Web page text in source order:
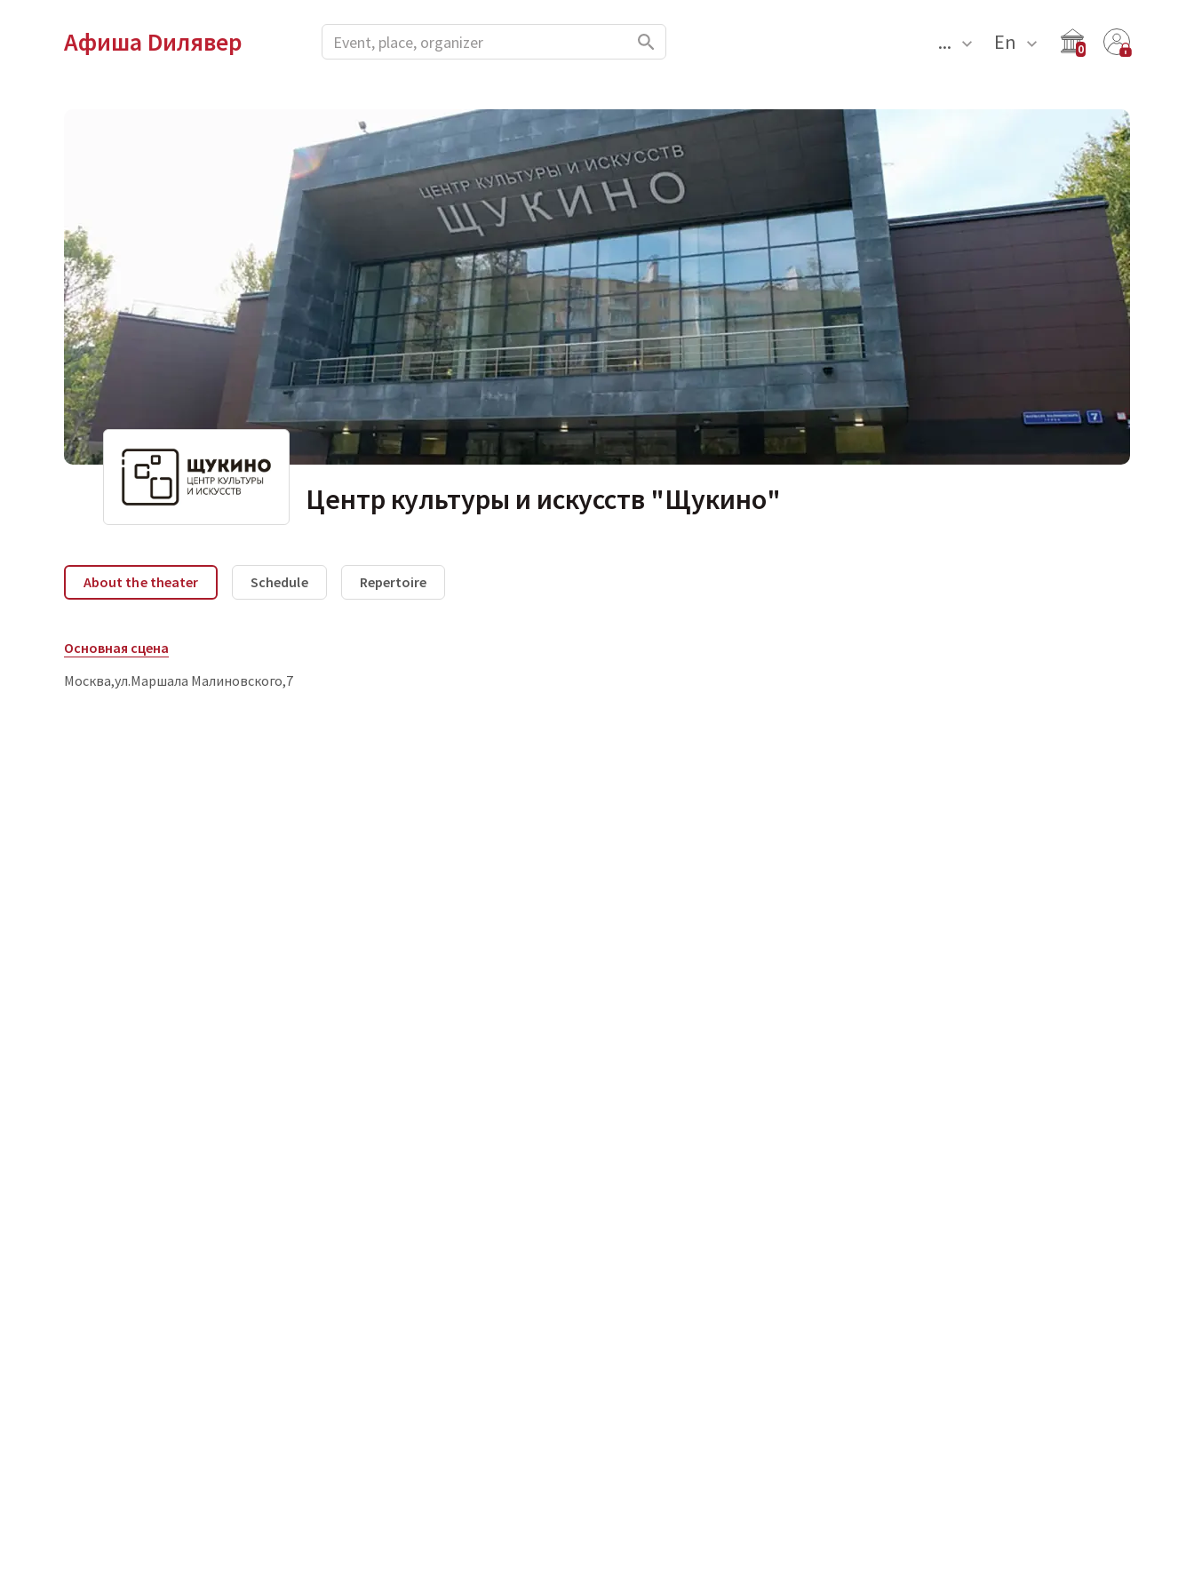
Афиша Dилявер ... En 0
Центр культуры и искусств "Щукино"
About the theater Schedule Repertoire
Основная сцена
Москва,ул.Маршала Малиновского,7